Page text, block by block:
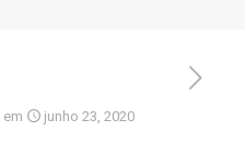
em junho 23, 2020